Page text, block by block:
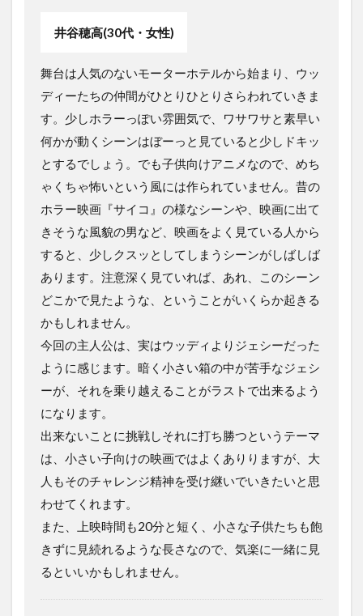
井谷穂高(30代・女性)
舞台は人気のないモーターホテルから始まり、ウッ
ディーたちの仲間がひとりひとりさらわれていきま
す。少しホラーっぽい雰囲気で、ワサワサと素早い
何かが動くシーンはぼーっと見ていると少しドキッ
とするでしょう。でも子供向けアニメなので、めち
ゃくちゃ怖いという風には作られていません。昔の
ホラー映画『サイコ』の様なシーンや、映画に出て
きそうな風貌の男など、映画をよく見ている人から
すると、少しクスッとしてしまうシーンがしばしば
あります。注意深く見ていれば、あれ、このシーン
どこかで見たような、ということがいくらか起きる
かもしれません。
今回の主人公は、実はウッディよりジェシーだった
ように感じます。暗く小さい箱の中が苦手なジェシ
ーが、それを乗り越えることがラストで出来るよう
になります。
出来ないことに挑戦しそれに打ち勝つというテーマ
は、小さい子向けの映画ではよくありりますが、大
人もそのチャレンジ精神を受け継いでいきたいと思
わせてくれます。
また、上映時間も20分と短く、小さな子供たちも飽
きずに見続れるような長さなので、気楽に一緒に見
るといいかもしれません。